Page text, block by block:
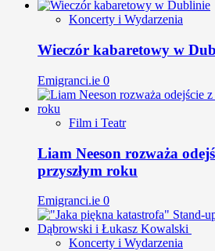
Koncerty i Wydarzenia
Wieczór kabaretowy w
Emigranci.ie 0
Film i Teatr
Liam Neeson rozważa
przyszłym roku
Emigranci.ie 0
Koncerty i Wydarzenia